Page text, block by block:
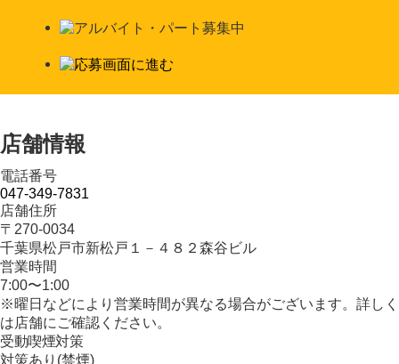
店舗情報
電話番号
047-349-7831
店舗住所
〒270-0034
千葉県松戸市新松戸１－４８２森谷ビル
営業時間
7:00〜1:00
※曜日などにより営業時間が異なる場合がございます。詳しく
は店舗にご確認ください。
受動喫煙対策
対策あり(禁煙)